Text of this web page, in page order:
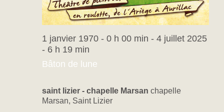
Bâton de lune
1 janvier 1970 - 0 h 00 min - 4 juillet 2025
- 6 h 19 min
saint lizier - chapelle Marsan chapelle
Marsan, Saint Lizier